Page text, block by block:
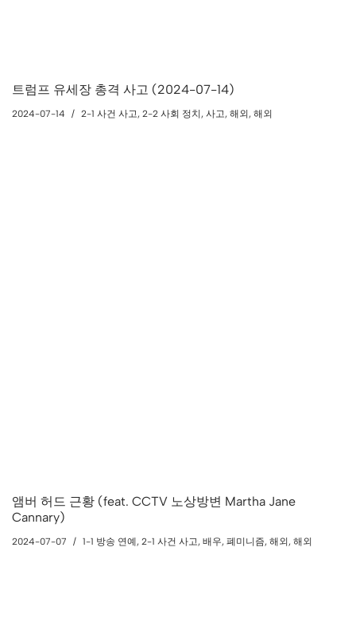
트럼프 유세장 총격 사고 (2024-07-14)
2024-07-14 2-1 사건 사고, 2-2 사회 정치, 사고, 해외, 해외
앰버 허드 근황 (feat. CCTV 노상방변 Martha Jane
Cannary)
2024-07-07 1-1 방송 연예, 2-1 사건 사고, 배우, 폐미니즘, 해외, 해외